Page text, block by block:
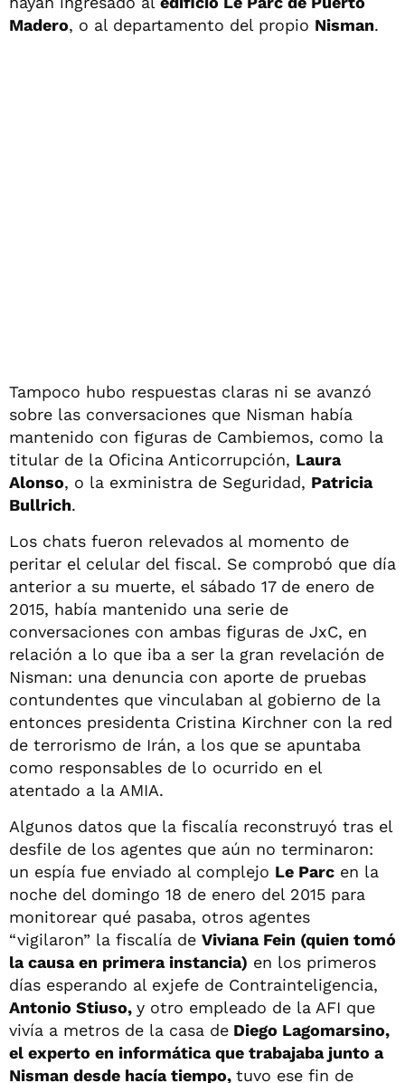
Madero, o al departamento del propio Nisman.
Tampoco hubo respuestas claras ni se avanzó
sobre las conversaciones que Nisman había
mantenido con figuras de Cambiemos, como la
titular de la Oficina Anticorrupción, Laura
Alonso, o la exministra de Seguridad, Patricia
Bullrich.
Los chats fueron relevados al momento de
peritar el celular del fiscal. Se comprobó que día
anterior a su muerte, el sábado 17 de enero de
2015, había mantenido una serie de
conversaciones con ambas figuras de JxC, en
relación a lo que iba a ser la gran revelación de
Nisman: una denuncia con aporte de pruebas
contundentes que vinculaban al gobierno de la
entonces presidenta Cristina Kirchner con la red
de terrorismo de Irán, a los que se apuntaba
como responsables de lo ocurrido en el
atentado a la AMIA.
Algunos datos que la fiscalía reconstruyó tras el
desfile de los agentes que aún no terminaron:
un espía fue enviado al complejo Le Parc en la
noche del domingo 18 de enero del 2015 para
monitorear qué pasaba, otros agentes
“vigilaron” la fiscalía de Viviana Fein (quien tomó
la causa en primera instancia) en los primeros
días esperando al exjefe de Contrainteligencia,
Antonio Stiuso, y otro empleado de la AFI que
vivía a metros de la casa de Diego Lagomarsino,
el experto en informática que trabajaba junto a
Nisman desde hacía tiempo, tuvo ese fin de